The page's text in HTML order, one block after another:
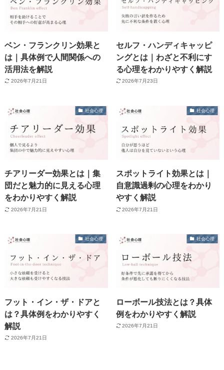
ベン・フランクリン効果と
は｜具体例で人間関係への
活用法を解説
2026年7月21日
セルフ・ハンディキャッピ
ングとは｜わざと不利にす
る心理をわかりやすく解説
2026年7月23日
社会心理
チアリーダー効果とは｜集
団だと魅力的に見える心理
をわかりやすく解説
2026年7月21日
社会心理
スポットライト効果とは｜
自意識過剰の心理をわかり
やすく解説
2026年7月21日
社会心理
フット・イン・ザ・ドアと
は？具体例をわかりやすく
解説
2026年7月21日
社会心理
ローボール技法とは？具体
例をわかりやすく解説
2026年7月21日